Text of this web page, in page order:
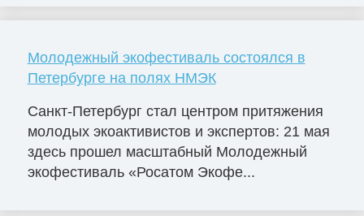
Молодежный экофестиваль состоялся в
Петербурге на полях НМЭК
Санкт-Петербург стал центром притяжения
молодых экоактивистов и экспертов: 21 мая
здесь прошел масштабный Молодежный
экофестиваль «Росатом Экофе...